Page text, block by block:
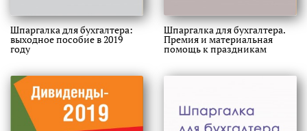
Шпаргалка для бухгалтера:
выходное пособие в 2019
году
Шпаргалка для бухгалтера.
Премия и материальная
помощь к праздникам